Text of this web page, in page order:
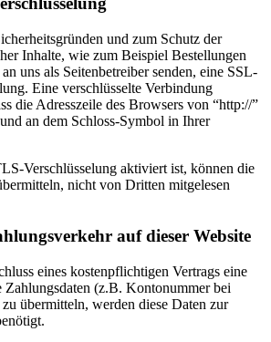
und zum Schutz der
Inhalte, wie zum Beispiel Bestellungen
uns als Seitenbetreiber senden, eine SSL-
Eine verschlüsselte Verbindung
die Adresszeile des Browsers von “http://”
an dem Schloss-Symbol in Ihrer
Verschlüsselung aktiviert ist, können die
nicht von Dritten mitgelesen
auf dieser Website
eines kostenpflichtigen Vertrags eine
(z.B. Kontonummer bei
übermitteln, werden diese Daten zur